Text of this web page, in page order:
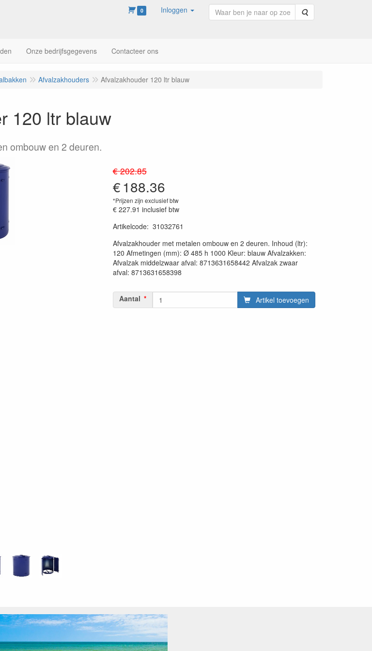
0 Inloggen Zoeken
Onze bedrijfsgegevens Contacteer ons
Afvalzakhouders Afvalzakhouder 120 ltr blauw
120 ltr blauw
ombouw en 2 deuren.
€ 202.85
€188.36
*Prijzen zijn exclusief btw
€ 227.91 inclusief btw
Artikelcode: 31032761
Afvalzakhouder met metalen ombouw en 2 deuren. Inhoud (ltr):
120 Afmetingen (mm): Ø 485 h 1000 Kleur: blauw Afvalzakken:
Afvalzak middelzwaar afval: 8713631658442 Afvalzak zwaar
afval: 8713631658398
Aantal Artikel toevoegen